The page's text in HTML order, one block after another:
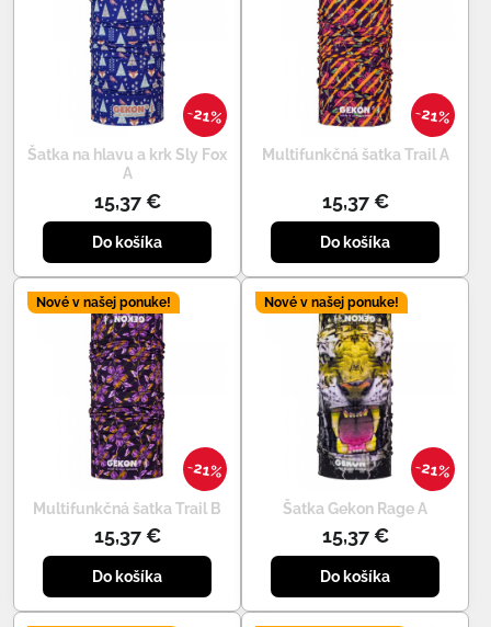
21%
Šatka na hlavu a krk Sly Fox
A
15,37 €
Do košíka
21%
Multifunkčná šatka Trail A
15,37 €
Do košíka
21%
Nové v našej ponuke!
Multifunkčná šatka Trail B
15,37 €
Do košíka
21%
Nové v našej ponuke!
Šatka Gekon Rage A
15,37 €
Do košíka